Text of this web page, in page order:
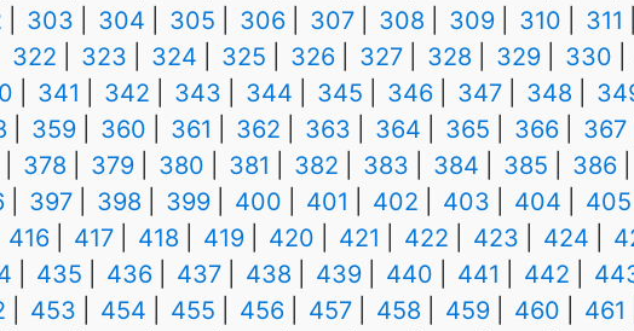
303 304 305 306 307 308 309 310 311
322
323 324 325 326 327 328 329 330
341 342 343 344 345 346 347 348
359 360 361 362 363 364 365 366 367
378
379 380 381 382 383 384 385 386
397 398 399 400 401 402 403 404 405
416
417 418 419 420 421 422 423 424
435 436 437 438 439 440 441 442
453 454 455 456 457 458 459 460 461